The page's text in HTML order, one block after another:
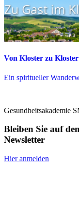
Von Kloster zu Kloster
Ein spiritueller
Gesundheitsakademie
Bleiben Sie auf
Newsletter
Hier anmelden